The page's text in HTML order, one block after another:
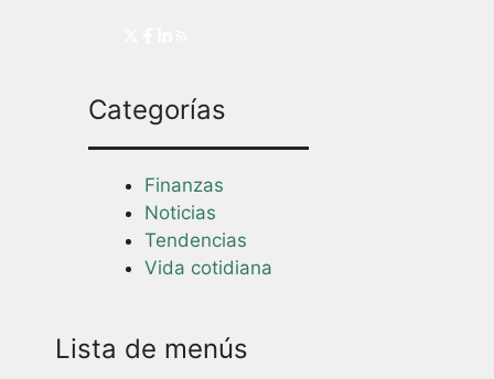
Categorías
Finanzas
Noticias
Tendencias
Vida cotidiana
Lista de menús